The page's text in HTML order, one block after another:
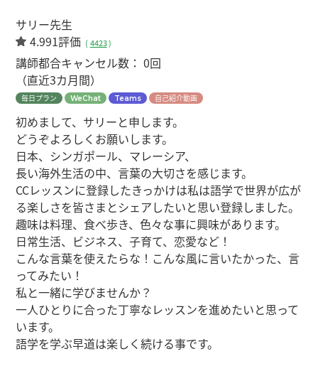
サリー先生
4.991評価 ( 4423)
講師都合キャンセル数：0回
（直近3カ月間）
毎日プラン WeChat Teams 自己紹介動画
初めまして、サリーと申します。
どうぞよろしくお願いします。
日本、シンガポール、マレーシア、
長い海外生活の中、言葉の大切さを感じます。
CCレッスンに登録したきっかけは私は語学で世界が広が
る楽しさを皆さまとシェアしたいと思い登録しました。
趣味は料理、食べ歩き、色々な事に興味があります。
日常生活、ビジネス、子育て、恋愛など！
こんな言葉を使えたらな！こんな風に言いたかった、言
ってみたい！
私と一緒に学びませんか？
一人ひとりに合った丁寧なレッスンを進めたいと思って
います。
語学を学ぶ早道は楽しく続ける事です。